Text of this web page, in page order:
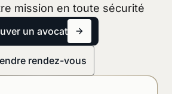
mission en toute sécurité
un avocat
rendez-vous